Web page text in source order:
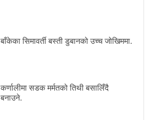
बाँकेका सिमावर्ती बस्ती डुबानको उच्च जोखिममा.
कर्णालीमा सडक मर्मतको तिथी बसालिँदै
बनाउने.